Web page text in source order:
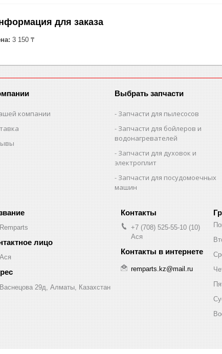
для заказа
3 150 ₸
компании
Выбрать запчасти
Запчасти для пылесосов
Запчасти для бойлеров и
водонагревателей
Запчасти для духовок и
электроплит
Запчасти для посудомоечных
машин
Remparts
Ася
Васнецова 29д, Алматы, Казахстан
+7 (708) 525-55-10 10
Ася
remparts.kz@mail.ru